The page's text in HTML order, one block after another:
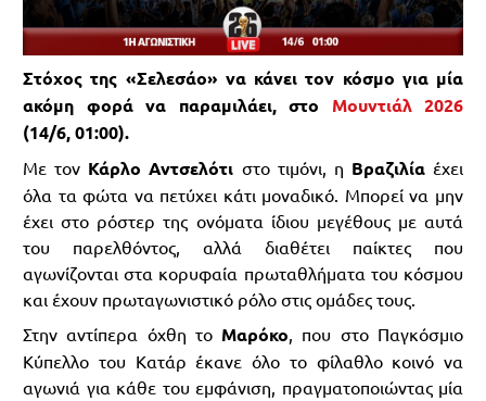
Στόχος της «Σελεσάο» να κάνει τον κόσμο για μία
ακόμη φορά να παραμιλάει, στο Μουντιάλ 2026
(14/6, 01:00).
Με τον Κάρλο Αντσελότι στο τιμόνι, η Βραζιλία έχει
όλα τα φώτα να πετύχει κάτι μοναδικό. Μπορεί να μην
έχει στο ρόστερ της ονόματα ίδιου μεγέθους με αυτά
του παρελθόντος, αλλά διαθέτει παίκτες που
αγωνίζονται στα κορυφαία πρωταθλήματα του κόσμου
και έχουν πρωταγωνιστικό ρόλο στις ομάδες τους.
Στην αντίπερα όχθη το Μαρόκο, που στο Παγκόσμιο
Κύπελλο του Κατάρ έκανε όλο το φίλαθλο κοινό να
αγωνιά για κάθε του εμφάνιση, πραγματοποιώντας μία